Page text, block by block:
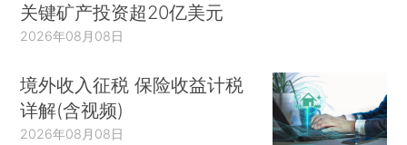
关键矿产投资超20亿美元
2026年08月08日
境外收入征税 保险收益计税
详解(含视频)
2026年08月08日